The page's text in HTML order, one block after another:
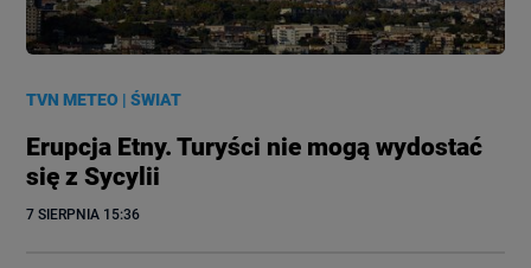
TVN METEO |ŚWIAT
Erupcja Etny. Turyści nie mogą wydostać
się z Sycylii
7 SIERPNIA 15:36